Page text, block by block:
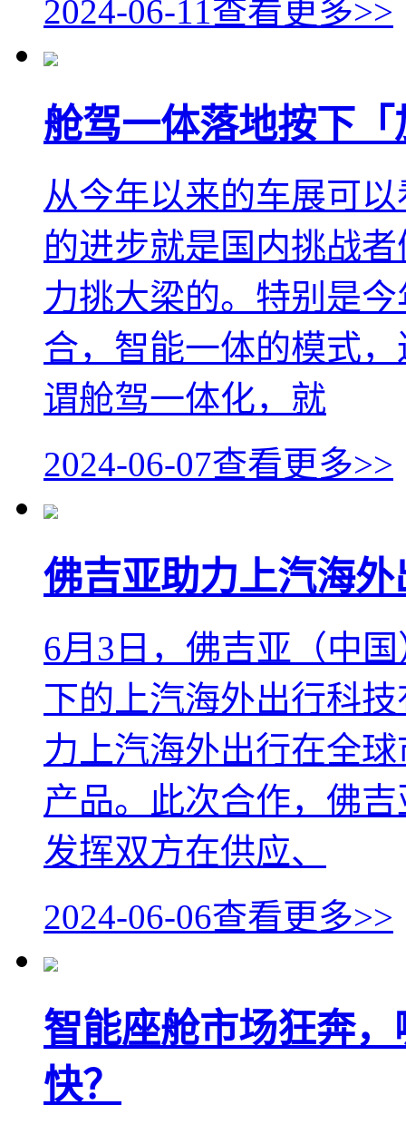
2024-06-11查看更多>>
舱驾一体落地按下
从今年以来的车展可
的进步就是国内挑战
力挑大梁的。特别是
合，智能一体的模式
谓舱驾一体化，就
2024-06-07查看更多>>
佛吉亚助力上汽海
6月3日，佛吉亚（中
下的上汽海外出行科
力上汽海外出行在全
产品。此次合作，佛
发挥双方在供应、
2024-06-06查看更多>>
智能座舱市场狂奔
快？